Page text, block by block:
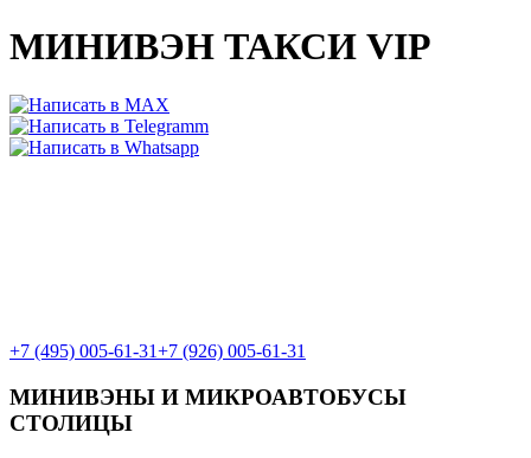
МИНИВЭН ТАКСИ VIP
+7 (495) 005-61-31+7 (926) 005-61-31
МИНИВЭНЫ И МИКРОАВТОБУСЫ
СТОЛИЦЫ